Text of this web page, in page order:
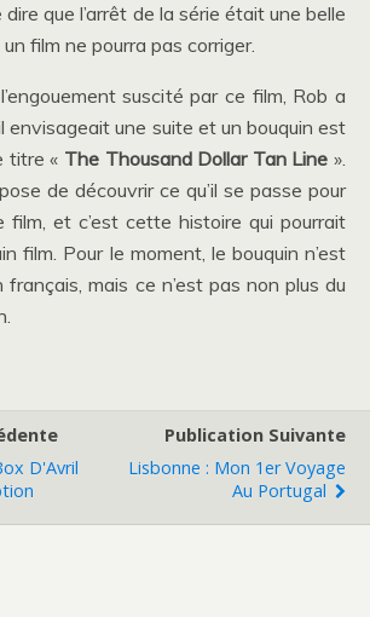
dire que l’arrêt de la série était une belle
film ne pourra pas corriger.
suscité par ce film, Rob a
envisageait une suite et un bouquin est
titre « The Thousand Dollar Tan Line ».
de découvrir ce qu’il se passe pour
film, et c’est cette histoire qui pourrait
film. Pour le moment, le bouquin n’est
mais ce n’est pas non plus du
D'Avril
Publication Suivante
Lisbonne : Mon 1er Voyage
Au Portugal